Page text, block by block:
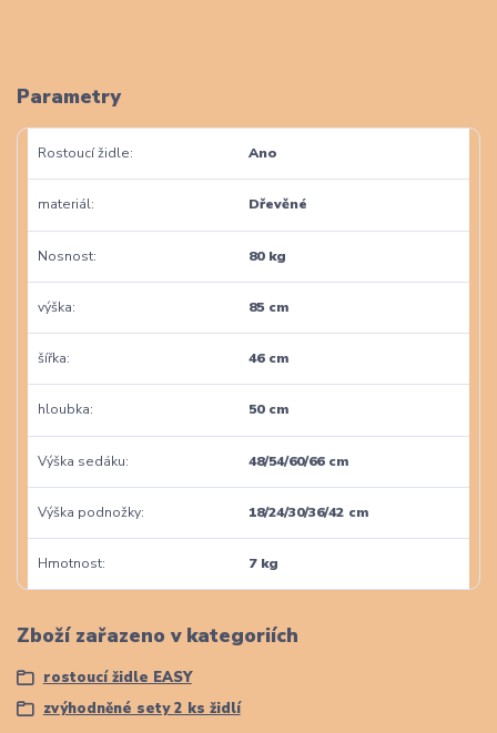
Parametry
Rostoucí židle Ano
materiál Dřevěné
Nosnost 80 kg
výška 85 cm
šířka 46 cm
hloubka 50 cm
Výška sedáku 48/54/60/66 cm
Výška podnožky 18/24/30/36/42 cm
Hmotnost 7 kg
Zboží zařazeno v kategoriích
rostoucí židle EASY
zvýhodněné sety 2 ks židlí